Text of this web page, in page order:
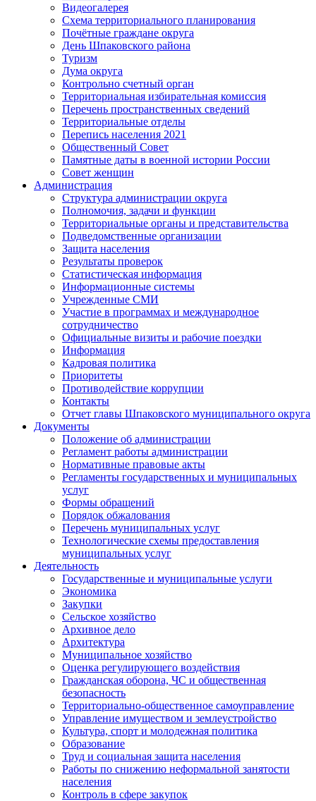
Видеогалерея
Схема территориального планирования
Почётные граждане округа
День Шпаковского района
Туризм
Дума округа
Контрольно счетный орган
Территориальная избирательная комиссия
Перечень пространственных сведений
Территориальные отделы
Перепись населения 2021
Общественный Совет
Памятные даты в военной истории России
Совет женщин
Администрация
Структура администрации округа
Полномочия, задачи и функции
Территориальные органы и представительства
Подведомственные организации
Защита населения
Результаты проверок
Статистическая информация
Информационные системы
Учрежденные СМИ
Участие в программах и международное
сотрудничество
Официальные визиты и рабочие поездки
Информация
Кадровая политика
Приоритеты
Противодействие коррупции
Контакты
Отчет главы Шпаковского муниципального округа
Документы
Положение об администрации
Регламент работы администрации
Нормативные правовые акты
Регламенты государственных и муниципальных
услуг
Формы обращений
Порядок обжалования
Перечень муниципальных услуг
Технологические схемы предоставления
муниципальных услуг
Деятельность
Государственные и муниципальные услуги
Экономика
Закупки
Сельское хозяйство
Архивное дело
Архитектура
Муниципальное хозяйство
Оценка регулирующего воздействия
Гражданская оборона, ЧС и общественная
безопасность
Территориально-общественное самоуправление
Управление имуществом и землеустройство
Культура, спорт и молодежная политика
Образование
Труд и социальная защита населения
Работы по снижению неформальной занятости
населения
Контроль в сфере закупок